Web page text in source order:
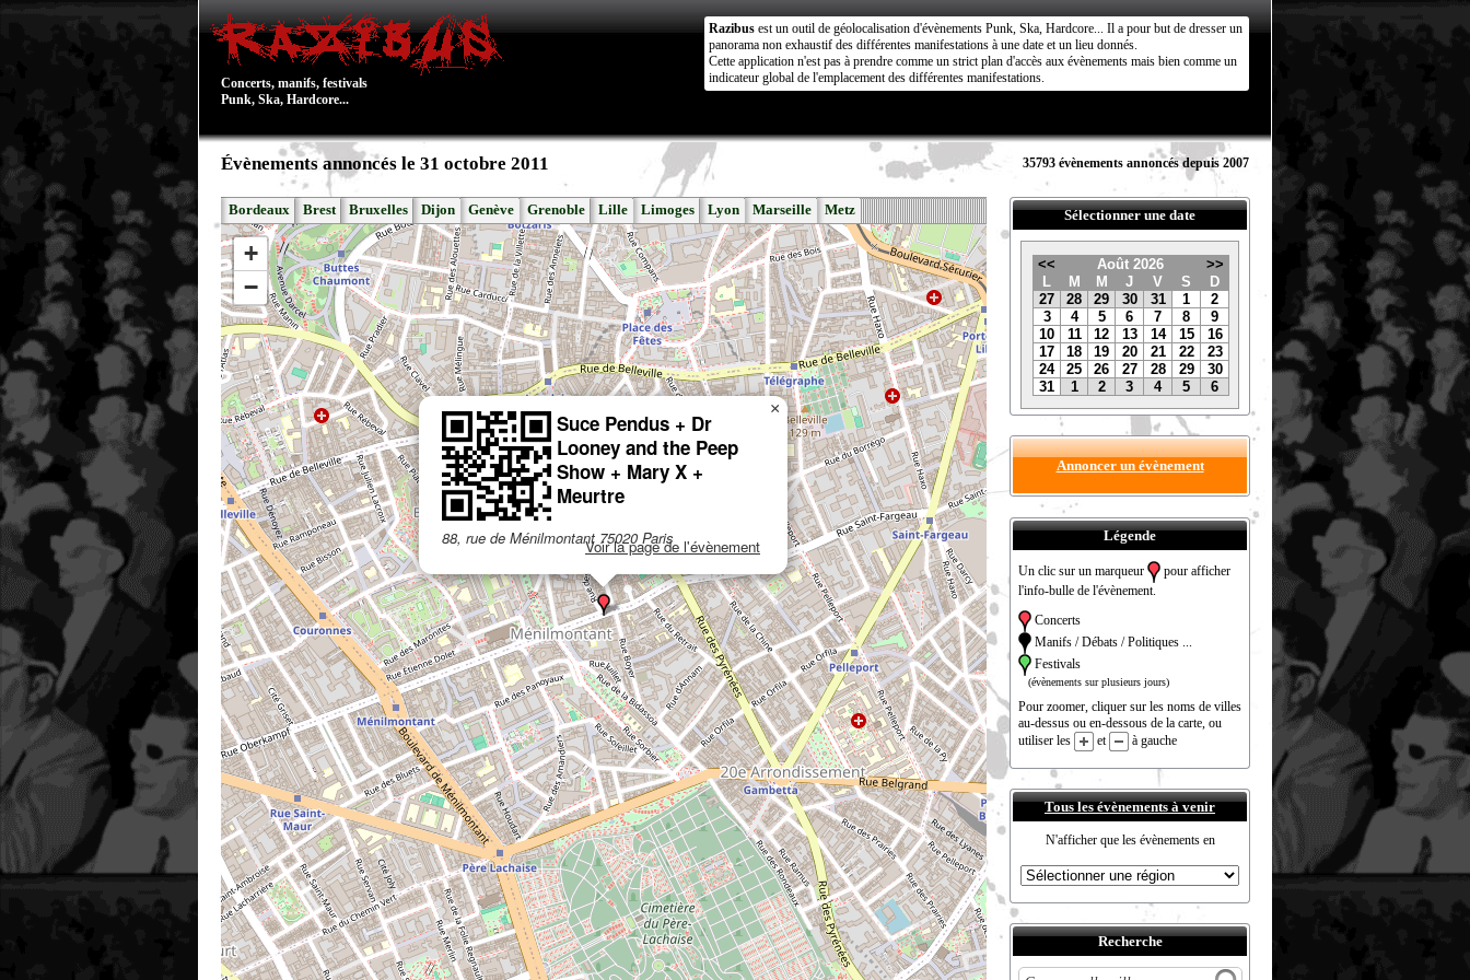
Concerts, manifs, festivals
Punk, Ska, Hardcore...
Razibus est un outil de géolocalisation d'évènements Punk, Ska, Hardcore... Il a pour but de dresser un
panorama non exhaustif des différentes manifestations à une date et un lieu donnés.
Cette application n'est pas à prendre comme un strict plan d'accès aux évènements mais bien comme un
indicateur global de l'emplacement des différentes manifestations.
Évènements annoncés le 31 octobre 2011 35793 évènements annoncés depuis 2007
Bordeaux Brest Bruxelles Dijon Genève Grenoble Lille Limoges Lyon Marseille Metz
Suce Pendus + Dr
Looney and the Peep
Show + Mary X +
Meurtre
88, rue de Ménilmontant 75020 ParisVoir la page de l'évènement
×
+
−
Sélectionner une date
<< Août 2026
>>
L
M M J V S
D
27
28 29 30 31 1
2
3
4 5 6 7 8
9
10
11 12 13 14 15
16
17
18 19 20 21 22
23
24
25 26 27 28 29
30
31
1 2 3 4 5 6
Annoncer un évènement
Légende
Un clic sur un marqueur
pour afficher
l'info-bulle de l'évènement.
Concerts
Manifs / Débats / Politiques ...
Festivals
(évènements sur plusieurs jours)
Pour zoomer, cliquer sur les noms de villes
au-dessus ou en-dessous de la carte, ou
utiliser les
et à gauche
Tous les évènements à venir
N'afficher que les évènements en
Recherche